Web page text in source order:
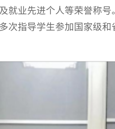
就业先进个人等荣誉称
次指导学生参加国家级